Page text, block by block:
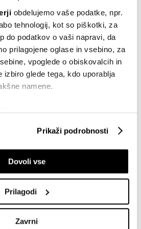
obdelujemo vaše podatke, npr.
tehnologij, kot so piškotki, za
do podatkov o vaši napravi, da
prilagojene oglase in vsebino, za
vpoglede o obiskovalcih in
izbiro glede tega, kdo uporablja
namene.
o vaši geografski lokaciji, ki so
z aktivnim preverjanjem
prstnih odtisov)
obdelujejo vaši osebni podatki in
v
razdelku o podrobnostih
Prikaži podrobnosti
Dovoli vse
Prilagodi
Zavrni
ADRIA
Adria